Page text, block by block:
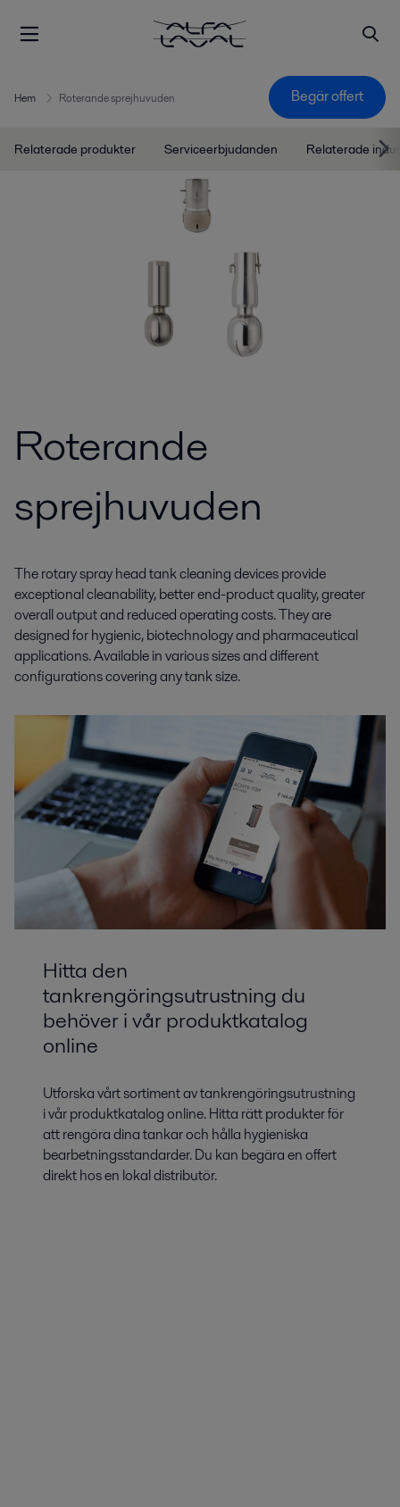
Hem Roterande sprejhuvuden Begär offert
Relaterade produkter Serviceerbjudanden Relaterade
Roterande
sprejhuvuden
The rotary spray head tank cleaning devices provide
exceptional cleanability, better end-product quality, greater
overall output and reduced operating costs. They are
designed for hygienic, biotechnology and pharmaceutical
applications. Available in various sizes and different
configurations covering any tank size.
Hitta den
tankrengöringsutrustning du
behöver i vår produktkatalog
online
Utforska vårt sortiment av tankrengöringsutrustning
i vår produktkatalog online. Hitta rätt produkter för
att rengöra dina tankar och hålla hygieniska
bearbetningsstandarder. Du kan begära en offert
direkt hos en lokal distributör.